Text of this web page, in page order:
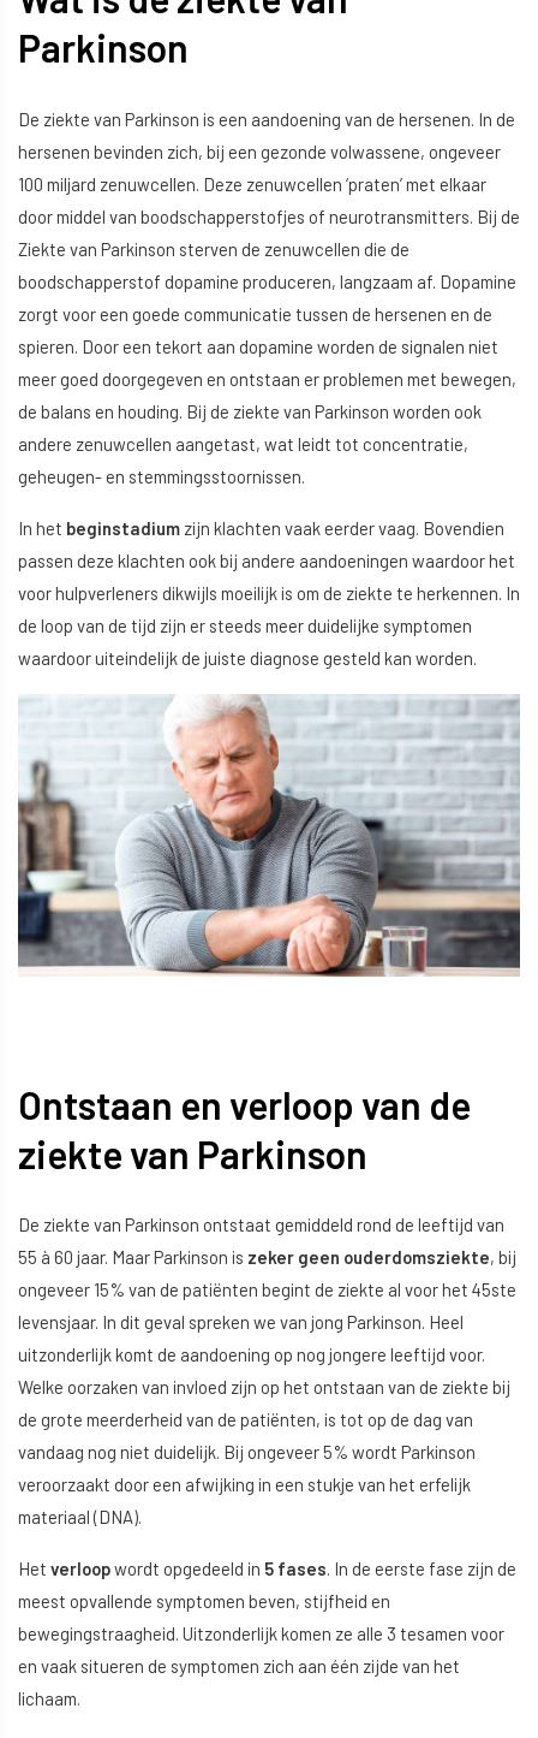
Parkinson
De ziekte van Parkinson is een aandoening van de hersenen. In de
hersenen bevinden zich, bij een gezonde volwassene, ongeveer
100 miljard zenuwcellen. Deze zenuwcellen ‘praten’ met elkaar
door middel van boodschapperstofjes of neurotransmitters. Bij de
Ziekte van Parkinson sterven de zenuwcellen die de
boodschapperstof dopamine produceren, langzaam af. Dopamine
zorgt voor een goede communicatie tussen de hersenen en de
spieren. Door een tekort aan dopamine worden de signalen niet
meer goed doorgegeven en ontstaan er problemen met bewegen,
de balans en houding. Bij de ziekte van Parkinson worden ook
andere zenuwcellen aangetast, wat leidt tot concentratie,
geheugen- en stemmingsstoornissen.
In het beginstadium zijn klachten vaak eerder vaag. Bovendien
passen deze klachten ook bij andere aandoeningen waardoor het
voor hulpverleners dikwijls moeilijk is om de ziekte te herkennen. In
de loop van de tijd zijn er steeds meer duidelijke symptomen
waardoor uiteindelijk de juiste diagnose gesteld kan worden.
Ontstaan en verloop van de
ziekte van Parkinson
De ziekte van Parkinson ontstaat gemiddeld rond de leeftijd van
55 à 60 jaar. Maar Parkinson is zeker geen ouderdomsziekte, bij
ongeveer 15% van de patiënten begint de ziekte al voor het 45ste
levensjaar. In dit geval spreken we van jong Parkinson. Heel
uitzonderlijk komt de aandoening op nog jongere leeftijd voor.
Welke oorzaken van invloed zijn op het ontstaan van de ziekte bij
de grote meerderheid van de patiënten, is tot op de dag van
vandaag nog niet duidelijk. Bij ongeveer 5% wordt Parkinson
veroorzaakt door een afwijking in een stukje van het erfelijk
materiaal (DNA).
Het verloopwordt opgedeeld in 5 fases. In de eerste fase zijn de
meest opvallende symptomen beven, stijfheid en
bewegingstraagheid. Uitzonderlijk komen ze alle 3 tesamen voor
en vaak situeren de symptomen zich aan één zijde van het
lichaam.